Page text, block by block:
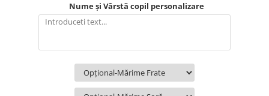
Nume și Vârstă copil personalizare